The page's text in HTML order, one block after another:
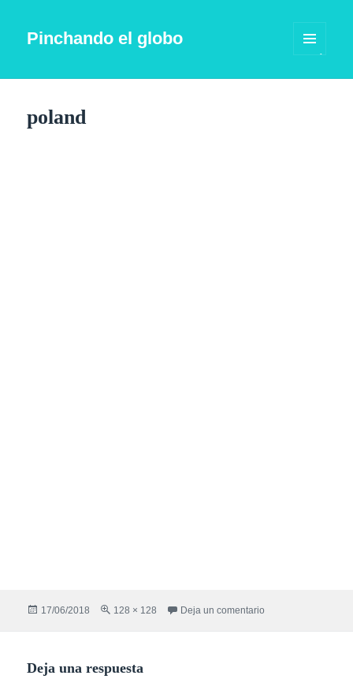
Pinchando el globo
WIDGETS
poland
Publicado
17/06/2018
Tamaño
128 × 128 Deja un comentario
Deja una respuesta